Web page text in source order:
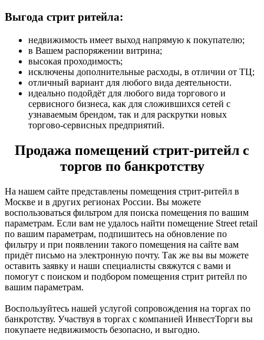
Выгода стрит ритейла:
недвижимость имеет выход напрямую к покупателю;
в Вашем распоряжении витрина;
высокая проходимость;
исключены дополнительные расходы, в отличии от ТЦ;
отличный вариант для любого вида деятельности.
идеально подойдёт для любого вида торгового и
сервисного бизнеса, как для сложившихся сетей с
узнаваемым брендом, так и для раскрутки новых
торгово-сервисных предприятий.
Продажа помещений стрит-ритейл с
торгов по банкротству
На нашем сайте представлены помещения стрит-ритейл в
Москве и в других регионах России. Вы можете
воспользоваться фильтром для поиска помещения по вашим
параметрам. Если вам не удалось найти помещение Street retail
по вашим параметрам, подпишитесь на обновление по
фильтру и при появлении такого помещения на сайте вам
придёт письмо на электронную почту. Так же вы вы можете
оставить заявку и наши специалисты свяжутся с вами и
помогут с поиском и подбором помещения стрит ритейл по
вашим параметрам.
Воспользуйтесь нашей услугой сопровождения на торгах по
банкротству. Участвуя в торгах с компанией ИнвестТорги вы
покупаете недвижимость безопасно, и выгодно.